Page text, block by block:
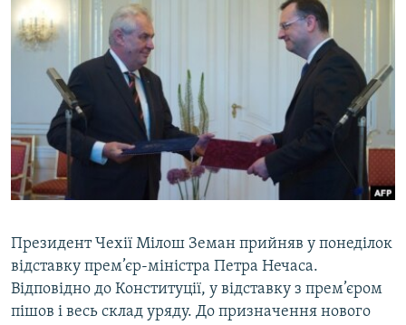
пошуку
ІНТЕРВ'Ю
ВСЕ ЗА ДЕНЬ
СПЕЦПРОЕКТИ
ДЕПОРТАЦІЯ
ВІДЕОУРОКИ «ELIFBE»
СВІДЧЕННЯ ОКУПАЦІЇ
ЯК ОБІЙТИ БЛОКУВАННЯ
Русский
Qırımtatar
ДОЛУЧАЙСЯ!
Президент Чехії Мілош Земан прийняв у понеділок
відставку прем’єр-міністра Петра Нечаса.
Відповідно до Конституції, у відставку з прем’єром
пішов і весь склад уряду. До призначення нового